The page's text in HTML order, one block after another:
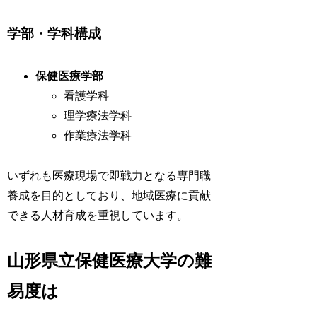
学部・学科構成
保健医療学部
看護学科
理学療法学科
作業療法学科
いずれも医療現場で即戦力となる専門職
養成を目的としており、地域医療に貢献
できる人材育成を重視しています。
山形県立保健医療大学の難
易度は